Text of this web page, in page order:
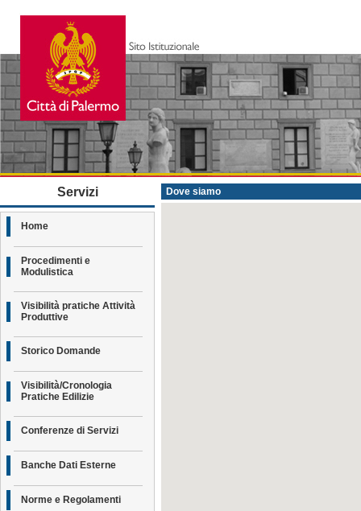
Servizi
Home
Procedimenti e
Modulistica
Visibilità pratiche Attività
Produttive
Storico Domande
Visibilità/Cronologia
Pratiche Edilizie
Conferenze di Servizi
Banche Dati Esterne
Norme e Regolamenti
Dove siamo